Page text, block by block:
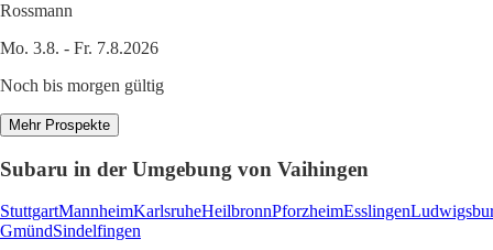
Rossmann
Mo. 3.8. - Fr. 7.8.2026
Noch bis morgen gültig
Mehr Prospekte
Subaru in der Umgebung von Vaihingen
StuttgartMannheimKarlsruheHeilbronnPforzheimEsslingen
GmündSindelfingen